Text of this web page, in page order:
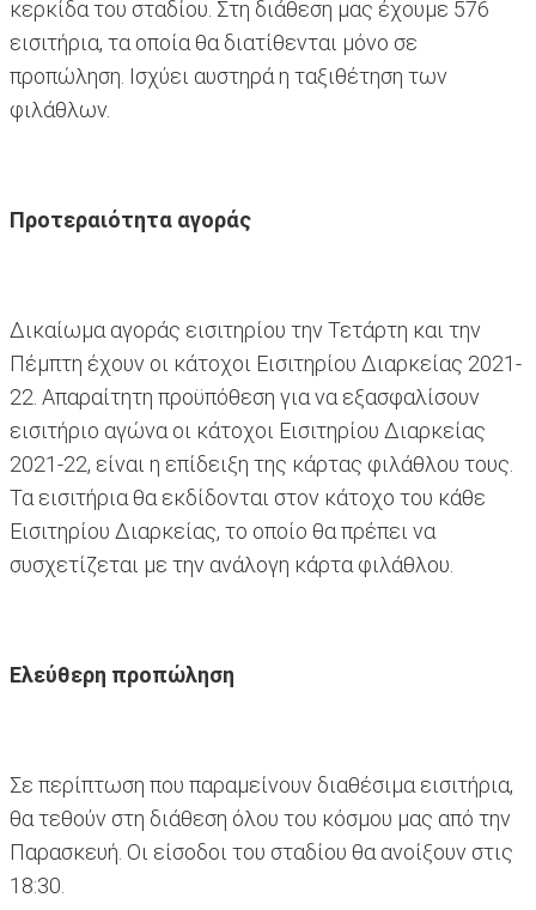
κερκίδα του σταδίου. Στη διάθεση μας έχουμε 576
εισιτήρια, τα οποία θα διατίθενται μόνο σε
προπώληση. Ισχύει αυστηρά η ταξιθέτηση των
φιλάθλων.
Προτεραιότητα αγοράς
Δικαίωμα αγοράς εισιτηρίου την Τετάρτη και την
Πέμπτη έχουν οι κάτοχοι Εισιτηρίου Διαρκείας 2021-
22. Απαραίτητη προϋπόθεση για να εξασφαλίσουν
εισιτήριο αγώνα οι κάτοχοι Εισιτηρίου Διαρκείας
2021-22, είναι η επίδειξη της κάρτας φιλάθλου τους.
Τα εισιτήρια θα εκδίδονται στον κάτοχο του κάθε
Εισιτηρίου Διαρκείας, το οποίο θα πρέπει να
συσχετίζεται με την ανάλογη κάρτα φιλάθλου.
Ελεύθερη προπώληση
Σε περίπτωση που παραμείνουν διαθέσιμα εισιτήρια,
θα τεθούν στη διάθεση όλου του κόσμου μας από την
Παρασκευή. Οι είσοδοι του σταδίου θα ανοίξουν στις
18:30.